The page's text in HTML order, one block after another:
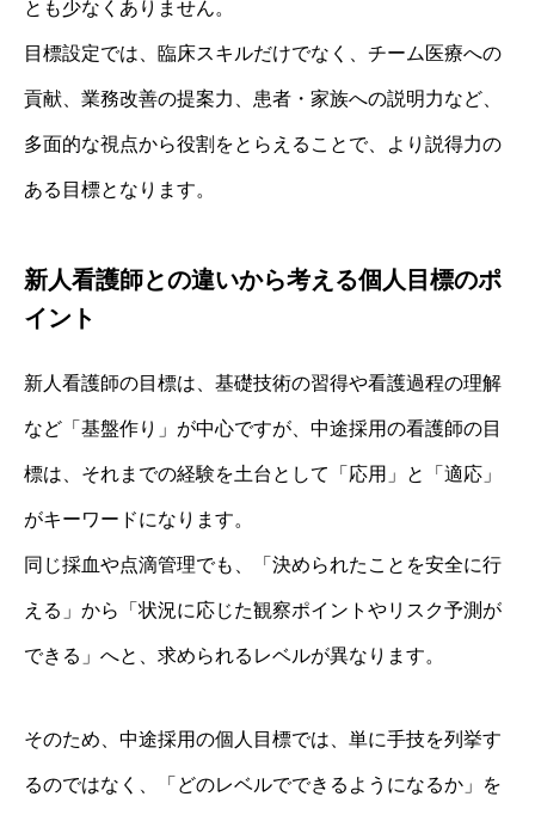
とも少なくありません。
目標設定では、臨床スキルだけでなく、チーム医療への
貢献、業務改善の提案力、患者・家族への説明力など、
多面的な視点から役割をとらえることで、より説得力の
ある目標となります。
新人看護師との違いから考える個人目標のポ
イント
新人看護師の目標は、基礎技術の習得や看護過程の理解
など「基盤作り」が中心ですが、中途採用の看護師の目
標は、それまでの経験を土台として「応用」と「適応」
がキーワードになります。
同じ採血や点滴管理でも、「決められたことを安全に行
える」から「状況に応じた観察ポイントやリスク予測が
できる」へと、求められるレベルが異なります。
そのため、中途採用の個人目標では、単に手技を列挙す
るのではなく、「どのレベルでできるようになるか」を